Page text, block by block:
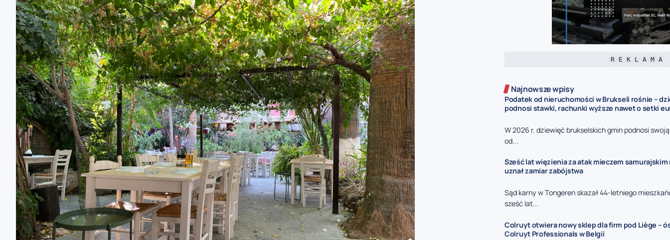
zaobserwuj nas
zaobserwuj nas
R E K L A M A
Najnowsze wpisy
Podatek od nieruchomości w Brukseli rośnie –
podnosi stawki, rachunki wyższe nawet o setki
W 2026 r. dziewięć brukselskich gmin podnosi
od...
Sześć lat więzienia za atak mieczem samurajskim
uznał zamiar zabójstwa
Sąd karny w Tongeren skazał 44-letniego
sześć lat...
Colruyt otwiera nowy sklep dla firm pod Liège –
Colruyt Professionals w Belgii